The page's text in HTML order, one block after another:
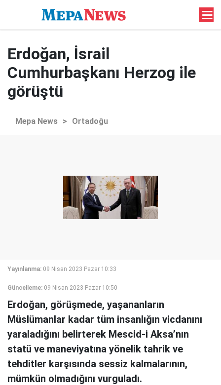
Erdoğan, İsrail
Cumhurbaşkanı Herzog ile
görüştü
Mepa News > Ortadoğu
Yayınlanma: 09 Nisan 2023 Pazar 10:33
Güncelleme: 09 Nisan 2023 Pazar 10:50
Erdoğan, görüşmede, yaşananların
Müslümanlar kadar tüm insanlığın vicdanını
yaraladığını belirterek Mescid-i Aksa’nın
statü ve maneviyatına yönelik tahrik ve
tehditler karşısında sessiz kalmalarının,
mümkün olmadığını vurguladı.